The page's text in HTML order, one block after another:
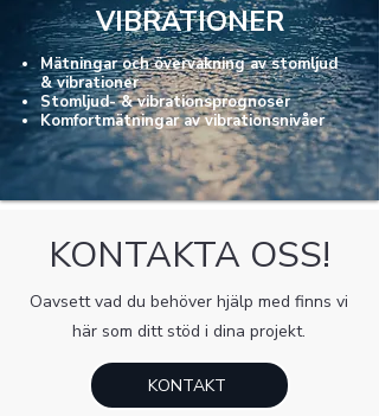
Mätningar och övervakning av stomljud
& vibrationer
Stomljud- & vibrationsprognoser
Komfortmätningar av vibrationsnivåer
VIBRATIONER
KONTAKTA OSS!
Oavsett vad du behöver hjälp med finns vi
här som ditt stöd i dina projekt.
KONTAKT